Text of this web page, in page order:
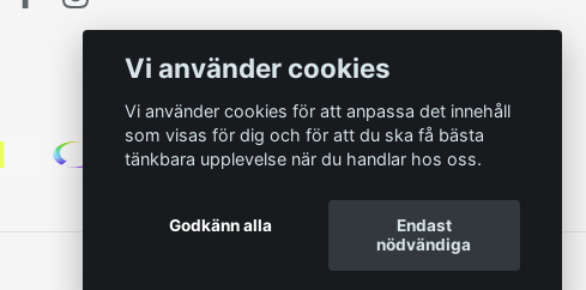
Vi använder cookies
Vi använder cookies för att anpassa det innehåll
som visas för dig och för att du ska få bästa
tänkbara upplevelse när du handlar hos oss.
Godkänn alla
Endast
nödvändiga